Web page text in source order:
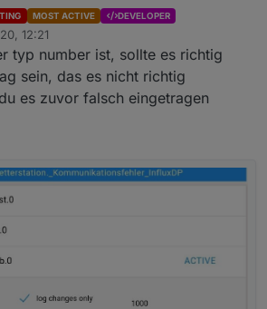
wenn 1 und 0 im Datenpunkt
wird, passt es doch.
rechts mal auf den
beim Datenpunkt und guck
nach, was da angegeben ist. Da
angegeben sein. Wenn nicht, erst
dann in der influx den DP löschen,
HIER
genau das gepostet.
NICHT number im Wert und die Lösung
ändern ist doch keine Lösung. Warum ?
30-40 Werte habe, wo ich das jeweils
müsste.
MOST ACTIVE DEVELOPER
12:21
typ number ist, sollte es richtig
sein, das es nicht richtig
es zuvor falsch eingetragen